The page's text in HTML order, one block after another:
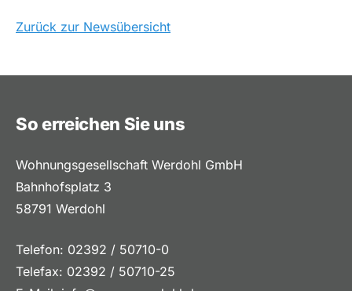
Zurück zur Newsübersicht
So erreichen Sie uns
Wohnungsgesellschaft Werdohl GmbH
Bahnhofsplatz 3
58791 Werdohl
Telefon: 02392 / 50710-0
Telefax: 02392 / 50710-25